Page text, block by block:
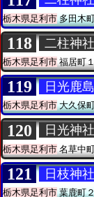
栃木県足利市多田木
118 二柱神社
栃木県足利市福居町
119 日光鹿
栃木県足利市大久保
120 日光神社
栃木県足利市 名草中
121 日枝神社
栃木県足利市葉鹿町